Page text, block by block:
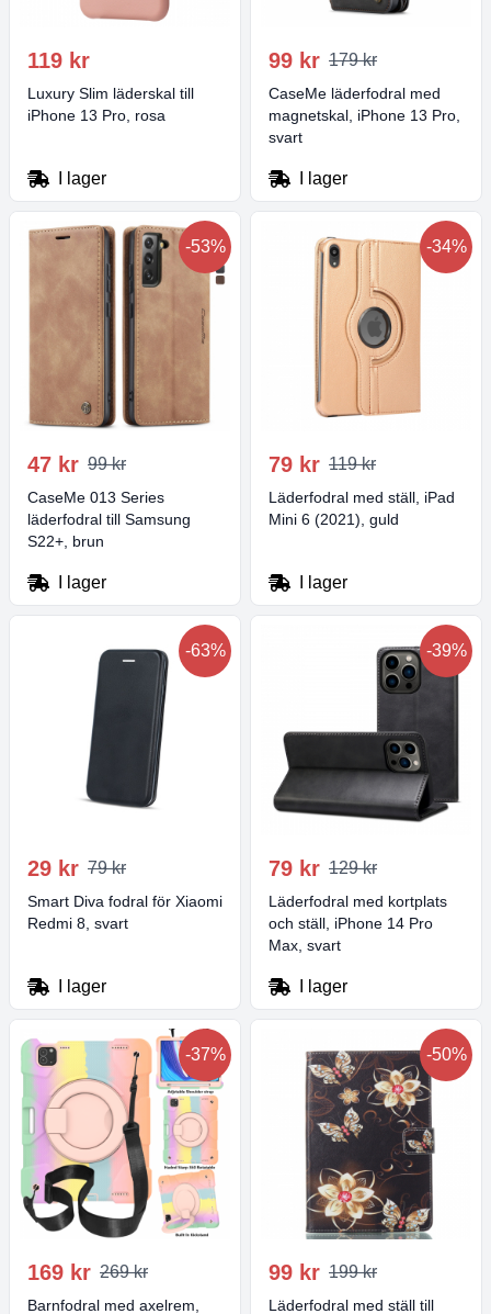
119 kr
Luxury Slim läderskal till
iPhone 13 Pro, rosa
I lager
99 kr 179 kr
CaseMe läderfodral med
magnetskal, iPhone 13 Pro,
svart
I lager
-53%
47 kr 99 kr
CaseMe 013 Series
läderfodral till Samsung
S22+, brun
I lager
-34%
79 kr 119 kr
Läderfodral med ställ, iPad
Mini 6 (2021), guld
I lager
-63%
29 kr 79 kr
Smart Diva fodral för Xiaomi
Redmi 8, svart
I lager
-39%
79 kr 129 kr
Läderfodral med kortplats
och ställ, iPhone 14 Pro
Max, svart
I lager
-37%
169 kr 269 kr
Barnfodral med axelrem,
-50%
99 kr 199 kr
Läderfodral med ställ till